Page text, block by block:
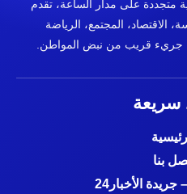
متجددة على مدار الساعة، تقدم
الاقتصاد، المجتمع، الرياضة
جريء قريب من نبض المواطن.
سريعة
بنا
الأخبار24